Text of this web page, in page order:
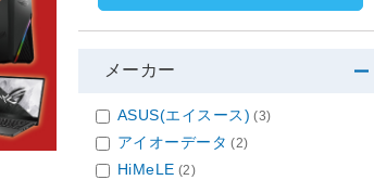
メーカー
ASUS(エイスース) (3)
アイオーデータ (2)
HiMeLE (2)